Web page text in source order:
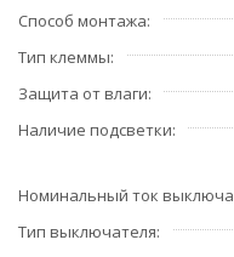
Способ монтажа
Тип клеммы
Защита от влаги
Наличие подсветки
Номинальный ток
Тип выключателя